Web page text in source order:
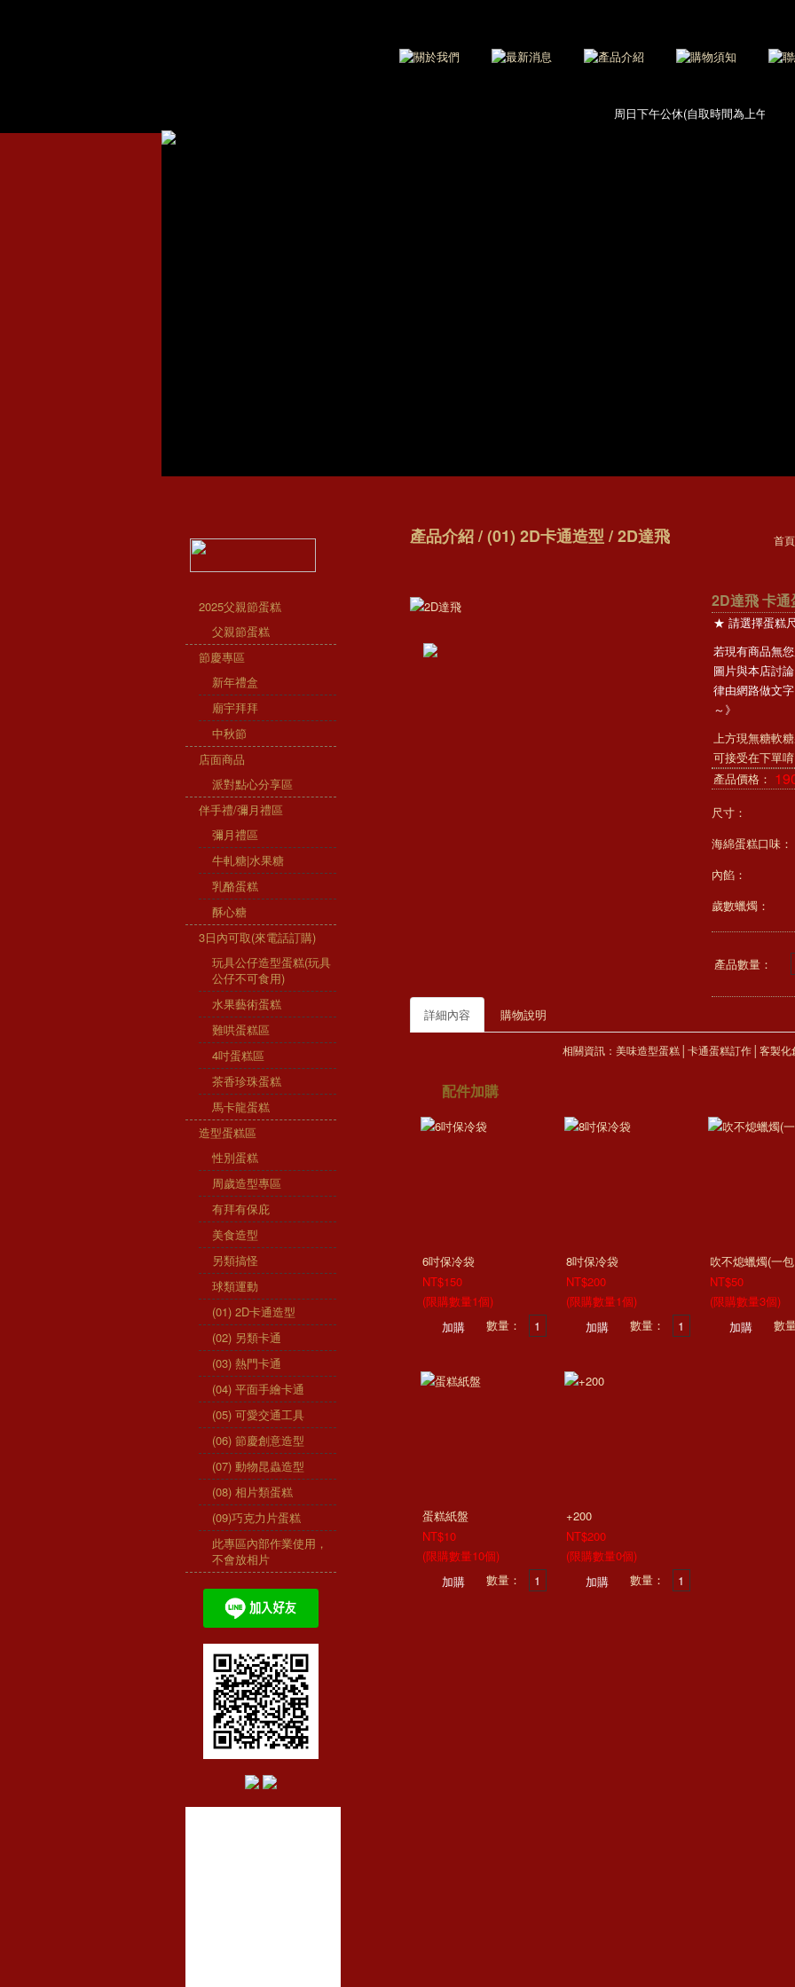
周日下午公休(自取時間為上午
2025父親節蛋糕
父親節蛋糕
節慶專區
新年禮盒
廟宇拜拜
中秋節
店面商品
派對點心分享區
伴手禮/彌月禮區
彌月禮區
牛軋糖|水果糖
乳酪蛋糕
酥心糖
3日內可取(來電話訂購)
玩具公仔造型蛋糕(玩具
公仔不可食用)
水果藝術蛋糕
難哄蛋糕區
4吋蛋糕區
茶香珍珠蛋糕
馬卡龍蛋糕
造型蛋糕區
性別蛋糕
周歲造型專區
有拜有保庇
美食造型
另類搞怪
球類運動
(01) 2D卡通造型
(02) 另類卡通
(03) 熱門卡通
(04) 平面手繪卡通
(05) 可愛交通工具
(06) 節慶創意造型
(07) 動物昆蟲造型
(08) 相片類蛋糕
(09)巧克力片蛋糕
此專區內部作業使用，
不會放相片
首頁
產品介紹 / (01) 2D卡通造型 / 2D達飛
2D達飛 卡通
★ 請選擇蛋糕
若現有商品無
圖片與本店討
律由網路做文
～》
上方現無糖軟
可接受在下單
產品價格：
尺寸：
海綿蛋糕口味：
內餡：
歲數蠟燭：
產品數量：
詳細內容 購物說明
相關資訊： 美味造型蛋糕 卡通蛋糕訂作 客製化
配件加購
6吋保冷袋
NT$150
(限購數量1個)
數量：
8吋保冷袋
NT$200
(限購數量1個)
數量：
吹不熄蠟燭(一
NT$50
(限購數量3個)
數
蛋糕紙盤
NT$10
(限購數量10個)
數量：
+200
NT$200
(限購數量0個)
數量：